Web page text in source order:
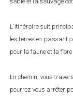
L'itinéraire suit
les terres en passant
pour la faune et la
En chemin, vous
pourrez vous arrêter